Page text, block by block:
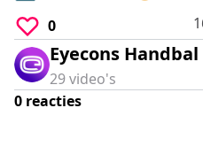
seconds0
Eyecons Handbal
29video's
0 reacties